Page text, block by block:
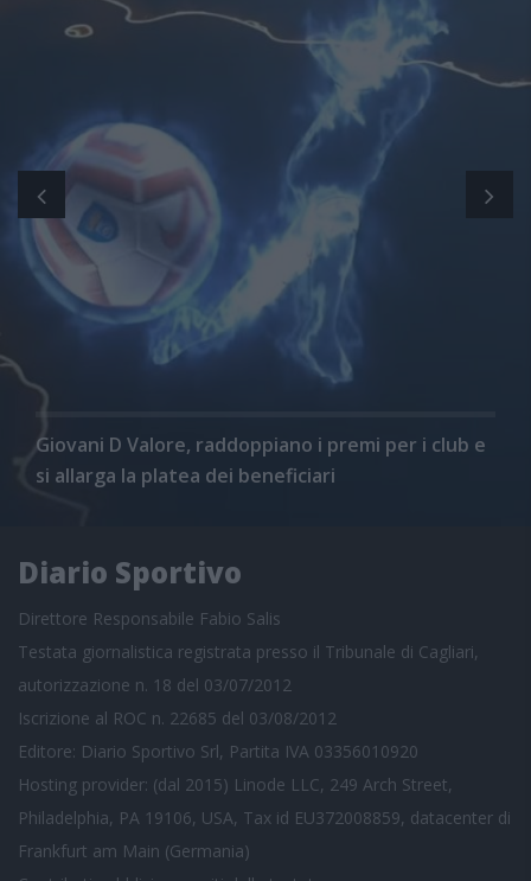
Giovani D Valore, raddoppiano i premi per i club e
si allarga la platea dei beneficiari
Diario Sportivo
Direttore Responsabile Fabio Salis
Testata giornalistica registrata presso il Tribunale di Cagliari,
autorizzazione n. 18 del 03/07/2012
Iscrizione al ROC n. 22685 del 03/08/2012
Editore: Diario Sportivo Srl, Partita IVA 03356010920
Hosting provider: (dal 2015) Linode LLC, 249 Arch Street,
Philadelphia, PA 19106, USA, Tax id EU372008859, datacenter di
Frankfurt am Main (Germania)